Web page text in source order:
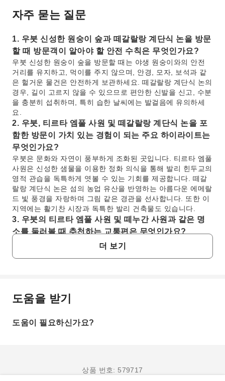
자주 묻는 질문
1. 우붓 신성한 원숭이 숲과 떼갈랄랑 계단식 논을 방문
할 때 방문객이 알아야 할 안전 수칙은 무엇인가요?
우붓 신성한 원숭이 숲을 방문할 때는 야생 원숭이와의 안전
거리를 유지하고, 먹이를 주지 않으며, 안경, 모자, 보석과 같
은 헐거운 물건은 안전하게 보관하세요. 떼갈랄랑 계단식 논의
경우, 길이 고르지 않을 수 있으므로 편안한 신발을 신고, 수분
을 충분히 섭취하며, 특히 습한 날씨에는 발걸음에 유의하세
요.
2. 우붓, 티르타 엠풀 사원 및 떼갈랄랑 계단식 논을 포
함한 방문이 가치 있는 경험이 되는 주요 하이라이트는
무엇인가요?
우붓은 문화와 자연이 풍부하게 조화된 곳입니다. 티르타 엠풀
사원은 신성한 샘물을 이용한 정화 의식을 통해 발리 힌두교의
영적 관습을 독특하게 엿볼 수 있는 기회를 제공합니다. 떼갈
랄랑 계단식 논은 섬의 농업 유산을 반영하는 아름다운 에메랄
드 빛 풍경을 자랑하며 그림 같은 경관을 선사합니다. 또한 이
지역에는 활기찬 시장과 독특한 발리 건축물도 있습니다.
3. 우붓의 티르타 엠풀 사원 및 떼누간 사원과 같은 명
소를 둘러볼 때 추천하는 교통편은 무엇인가요?
티르타 엠풀 사원 및 떼누간 사원과 같은 명소까지 편리하고
편안하게 이동하려면 개인 운전기사를 이용하는 것이 좋습니
합니다.
4. 우붓에서 떼갈랄랑 계단식 논 및 떼누간 사원과 같은
우붓은 아름다운 자연 경관으로 유명합니다. 떼갈랄랑 계단식
닥에 있는 지정된 구역에서 수영까지 할 수 있습니다.
5. 우붓의 티르타 엠풀 사원을 방문할 때 방문객이 지켜
더 보기
자주 묻는 질문
1. 우붓 신성한 원숭이 숲과 떼갈랄랑 계단식 논을
전 거리를 유지하고, 먹이를 주지 않으며, 안경, 모자, 보석
도움을 받기
도움이 필요하신가요?
상품 번호: 579717